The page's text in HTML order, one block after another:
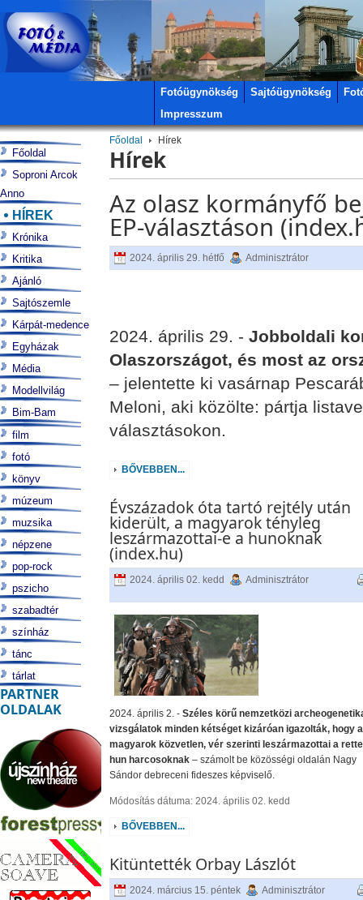
Fotóügynökség Sajtóügynökség
Impresszum
Főoldal Hírek
Hírek
Az olasz kormányfő
EP-választáson
2024. április 29. hétfő Adminisztrátor
2024. április 29. - Jobboldali
Olaszországot, és most az
– jelentette ki vasárnap
Meloni, aki közölte: pártja
választásokon.
BŐVEBBEN...
Évszázadok óta tartó rejtély után
kiderült, a magyarok tényleg
leszármazottai-e a hunoknak
(index.hu)
2024. április 02. kedd Adminisztrátor
2024. április 2. - Széles körű nemzetközi
vizsgálatok minden kétséget kizáróan igazolták, hogy a
magyarok közvetlen, vér szerinti leszármazottai a
hun harcosoknak– számolt be közösségi oldalán Nagy
Sándor debreceni fideszes képviselő.
Módosítás dátuma: 2024. április 02. kedd
BŐVEBBEN...
Kitüntették Orbay Lászlót
2024. március 15. péntek Adminisztrátor
Főoldal
Soproni Arcok
Anno
HÍREK
Krónika
Kritika
Ajánló
Sajtószemle
Kárpát-medence
Egyházak
Média
Modellvilág
Bim-Bam
film
fotó
könyv
múzeum
muzsika
népzene
pop-rock
pszicho
szabadtér
színház
tánc
tárlat
PARTNER
OLDALAK